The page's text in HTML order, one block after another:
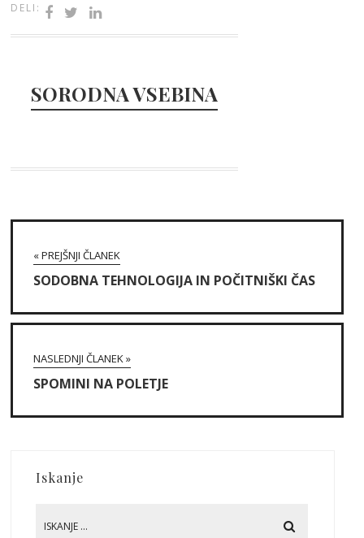
DELI:
SORODNA VSEBINA
« PREJŠNJI ČLANEK
SODOBNA TEHNOLOGIJA IN POČITNIŠKI ČAS
NASLEDNJI ČLANEK »
SPOMINI NA POLETJE
Iskanje